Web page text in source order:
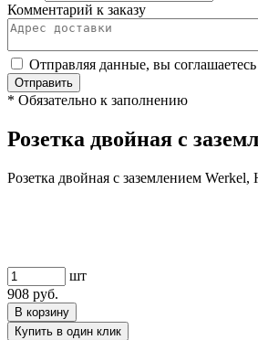
Комментарий к заказу
Отправляя данные, вы соглашаетесь
Отправить
* Обязательно к заполнению
Розетка двойная с
Розетка двойная с заземлением Werkel,
шт
908 руб.
В корзину
Купить в один клик